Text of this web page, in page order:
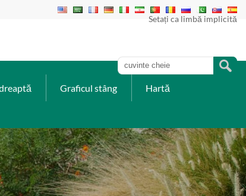
Setați ca limbă implicită
Graficul stâng Hartă